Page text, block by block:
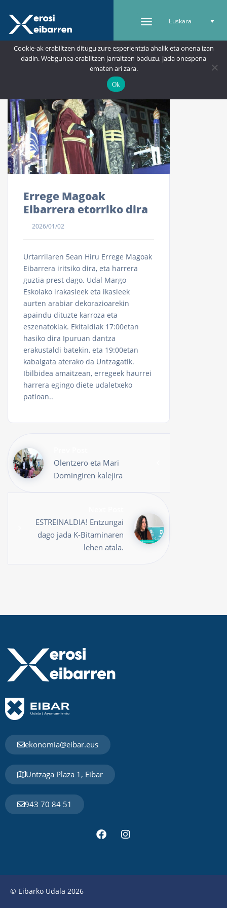
Euskara
Errege Magoak
Eibarrera etorriko dira
2026/01/02
Urtarrilaren 5ean Hiru Errege Magoak
Eibarrera iritsiko dira, eta harrera
guztia prest dago. Udal Margo
Eskolako irakasleek eta ikasleek
aurten arabiar dekorazioarekin
apaindu dituzte karroza eta
eszenatokiak. Ekitaldiak 17:00etan
hasiko dira Ipuruan dantza
erakustaldi batekin, eta 19:00etan
kabalgata aterako da Untzagatik.
Ibilbidea amaitzean, erregeek haurrei
harrera egingo diete udaletxeko
patioan..
Olentzero eta Mari
Domingiren kalejira
ESTREINALDIA! Entzungai
dago jada K-Bitaminaren
lehen atala.
ekonomia@eibar.eus
Untzaga Plaza 1, Eibar
943 70 84 51
© Eibarko Udala 2026
Cookie-ak erabiltzen ditugu zure esperientzia ahalik eta onena izan
dadin. Webgunea erabiltzen jarraitzen baduzu, jada onespena
ematen ari zara.
Ok